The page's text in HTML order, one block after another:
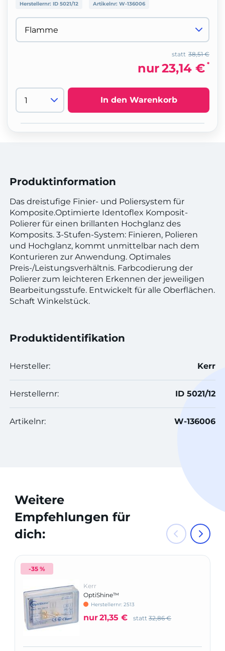
Herstellernr: ID 5021/12 Artikelnr: W-136006
38,51 €
statt
nur23,14 € *
In den Warenkorb
Produktinformation
Das dreistufige Finier- und Poliersystem für
Komposite.Optimierte Identoflex Komposit-
Polierer für einen brillanten Hochglanz des
Komposits. 3-Stufen-System: Finieren, Polieren
und Hochglanz, kommt unmittelbar nach dem
Konturieren zur Anwendung. Optimales
Preis-/Leistungsverhältnis. Farbcodierung der
Polierer zum leichteren Erkennen der jeweiligen
Bearbeitungsstufe. Entwickelt für alle Oberflächen.
Schaft Winkelstück.
Produktidentifikation
Hersteller: Kerr
Herstellernr: ID 5021/12
Artikelnr: W-136006
Weitere
Empfehlungen für
dich:
-35 %
Kerr
OptiShine™
Herstellernr: 2513
nur21,35 € statt 32,86 €